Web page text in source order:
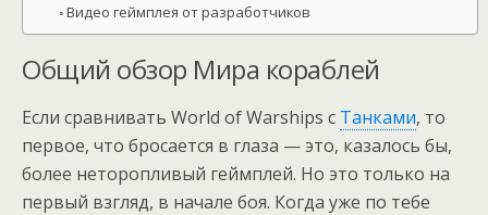
Видео геймплея от разработчиков
Общий обзор Мира кораблей
Если сравнивать World of Warships с Танками, то
первое, что бросается в глаза — это, казалось бы,
более неторопливый геймплей. Но это только на
первый взгляд, в начале боя. Когда уже по тебе